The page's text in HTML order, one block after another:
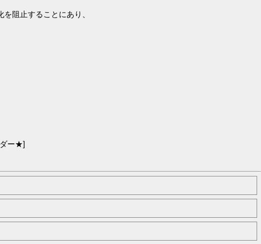
阻止することにあり、
ダー★]